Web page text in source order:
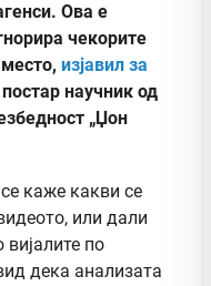
Ова е
чекорите
изјавил за
научник од
„Џон
каже какви се
или дали
по
дека анализата